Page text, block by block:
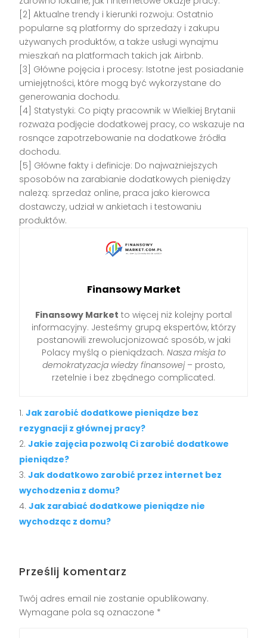
[2] Aktualne trendy i kierunki rozwoju: Ostatnio
popularne są platformy do sprzedaży i zakupu
używanych produktów, a także usługi wynajmu
mieszkań na platformach takich jak Airbnb.
[3] Główne pojęcia i procesy: Istotne jest posiadanie
umiejętności, które mogą być wykorzystane do
generowania dochodu.
[4] Statystyki: Co piąty pracownik w Wielkiej Brytanii
rozważa podjęcie dodatkowej pracy, co wskazuje na
rosnące zapotrzebowanie na dodatkowe źródła
dochodu.
[5] Główne fakty i definicje: Do najważniejszych
sposobów na zarabianie dodatkowych pieniędzy
należą: sprzedaż online, praca jako kierowca
dostawczy, udział w ankietach i testowaniu
produktów.
Finansowy Market
Finansowy Market to więcej niż kolejny portal
informacyjny. Jesteśmy grupą ekspertów, którzy
postanowili zrewolucjonizować sposób, w jaki
Polacy myślą o pieniądzach. Nasza misja to
demokratyzacja wiedzy finansowej– prosto,
rzetelnie i bez zbędnego complicated.
Jak zarobić dodatkowe pieniądze bez
rezygnacji z głównej pracy?
Jakie zajęcia pozwolą Ci zarobić dodatkowe
pieniądze?
Jak dodatkowo zarobić przez internet bez
wychodzenia z domu?
Jak zarabiać dodatkowe pieniądze nie
wychodząc z domu?
Prześlij komentarz
Twój adres email nie zostanie opublikowany.
Wymagane pola są oznaczone *